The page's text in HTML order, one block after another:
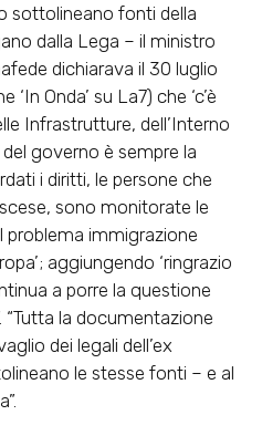
sottolineano fonti della
dalla Lega – il ministro
dichiarava il 30 luglio
Onda’ su La7) che ‘c’è
Infrastrutture, dell’Interno
governo è sempre la
i diritti, le persone che
sono monitorate le
problema immigrazione
aggiungendo ‘ringrazio
a porre la questione
“Tutta la documentazione
dei legali dell’ex
le stesse fonti – e al